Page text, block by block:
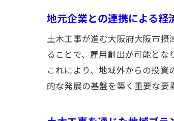
地元企業との連携による経
土木工事が進む大阪府大阪市
ることで、雇用創出が可能と
これにより、地域外からの投
的な発展の基盤を築く重要な要